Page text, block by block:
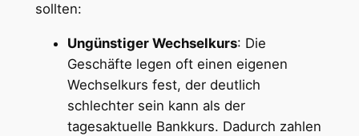
sollten:
Ungünstiger Wechselkurs: Die
Geschäfte legen oft einen eigenen
Wechselkurs fest, der deutlich
schlechter sein kann als der
tagesaktuelle Bankkurs. Dadurch zahlen